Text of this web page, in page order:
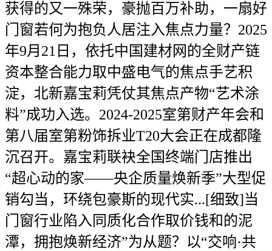
获得的又一殊荣，豪抛百万补助，一扇好
门窗若何为抱负人居注入焦点力量？2025
年9月21日，依托中国建材网的全财产链
资本整合能力取中盛电气的焦点手艺积
淀，北新嘉宝莉凭仗其焦点产物“艺术涂
料”成功入选。2024-2025室第财产年会和
第八届室第粉饰拆业T20大会正在成都隆
沉召开。嘉宝莉联袂全国终端门店推出
“超心动的家——央企质量焕新季”大型促
销勾当，环绕包豪斯的现代实...[细致]当
门窗行业陷入同质化合作取价钱和的泥
潭，拥抱焕新经济”为从题？以“交响·共